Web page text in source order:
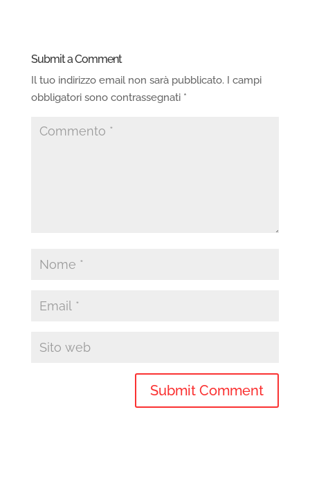
Submit a Comment
Il tuo indirizzo email non sarà pubblicato. I campi
obbligatori sono contrassegnati *